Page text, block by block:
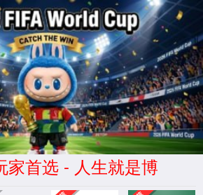
截详情
因:
了安全规则,请提交问题反馈
XML 地图